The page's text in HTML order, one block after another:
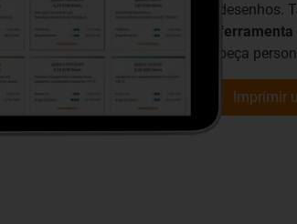
desenhos.
peça
Imprimir